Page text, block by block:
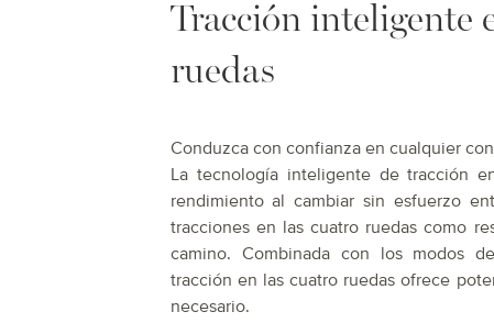
Tracción inteligente
ruedas
Conduzca con confianza en cualquier
La tecnología inteligente de tracción
rendimiento al cambiar sin esfuerzo
tracciones en las cuatro ruedas como
camino. Combinada con los modos
tracción en las cuatro ruedas ofrece
necesario.